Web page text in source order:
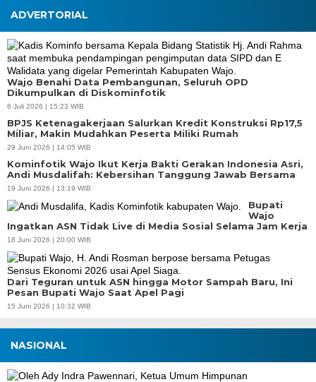
ADVERTORIAL
Wajo Benahi Data Pembangunan, Seluruh OPD
Dikumpulkan di Diskominfotik
6 Juli 2026 | 15:23 WIB
BPJS Ketenagakerjaan Salurkan Kredit Konstruksi Rp17,5
Miliar, Makin Mudahkan Peserta Miliki Rumah
29 Juni 2026 | 14:05 WIB
Kominfotik Wajo Ikut Kerja Bakti Gerakan Indonesia Asri,
Andi Musdalifah: Kebersihan Tanggung Jawab Bersama
19 Juni 2026 | 13:19 WIB
Bupati
Wajo
Ingatkan ASN Tidak Live di Media Sosial Selama Jam Kerja
18 Juni 2026 | 20:00 WIB
Dari Teguran untuk ASN hingga Motor Sampah Baru, Ini
Pesan Bupati Wajo Saat Apel Pagi
15 Juni 2026 | 10:32 WIB
NASIONAL